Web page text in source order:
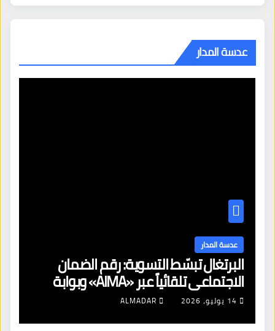
عدسة المدار
عدسة المدار
البرتغال تبسّط التسوية: رقم الضمان
الاجتماعي تلقائياً عبر «AIMA» وبوابة
جديدة لتجديد الإقامات
14 يوليو، 2026 ALMADAR